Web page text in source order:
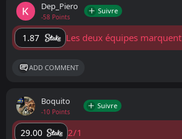
Dep_Piero
-58 Points
Suivre
1.87 Les deux équipes marquent
ADD COMMENT
Boquito
-10 Points
Suivre
29.00 2/1